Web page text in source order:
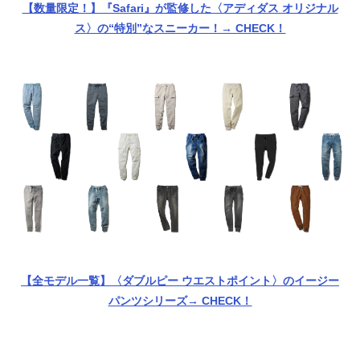
【数量限定！】『Safari』が監修した〈アディダス オリジナル
ス〉の“特別”なスニーカー！→ CHECK！
【全モデル一覧】〈ダブルピー ウエストポイント〉のイージー
パンツシリーズ→ CHECK！